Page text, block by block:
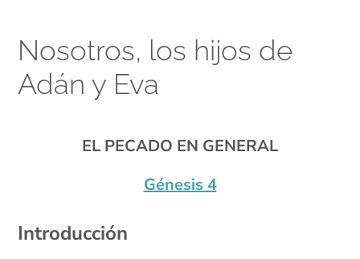
Nosotros, los hijos de
Adán y Eva
EL PECADO EN GENERAL
Génesis 4
Introducción